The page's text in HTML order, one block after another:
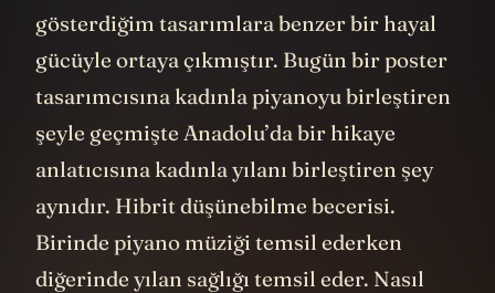
gösterdiğim tasarımlara benzer bir hayal
gücüyle ortaya çıkmıştır. Bugün bir poster
tasarımcısına kadınla piyanoyu birleştiren
şeyle geçmişte Anadolu’da bir hikaye
anlatıcısına kadınla yılanı birleştiren şey
aynıdır. Hibrit düşünebilme becerisi.
Birinde piyano müziği temsil ederken
diğerinde yılan sağlığı temsil eder. Nasıl